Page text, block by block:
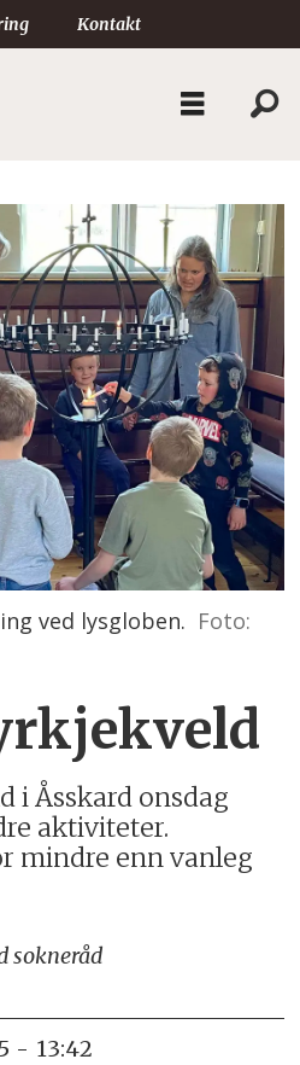
Kontakt
ved lysgloben. Foto:
i Åsskard onsdag
aktiviteter.
mindre enn vanleg
sokneråd
- 13:42